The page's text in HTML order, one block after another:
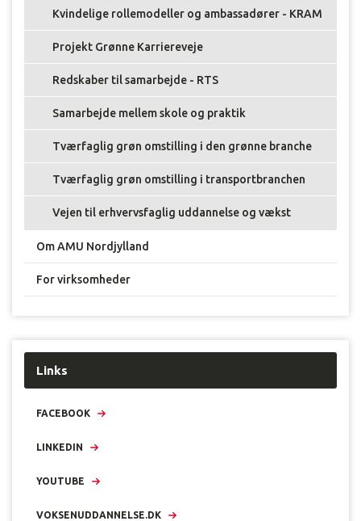
Kvindelige rollemodeller og ambassadører - KRAM
Projekt Grønne Karriereveje
Redskaber til samarbejde - RTS
Samarbejde mellem skole og praktik
Tværfaglig grøn omstilling i den grønne branche
Tværfaglig grøn omstilling i transportbranchen
Vejen til erhvervsfaglig uddannelse og vækst
Om AMU Nordjylland
For virksomheder
Links
FACEBOOK
LINKEDIN
YOUTUBE
VOKSENUDDANNELSE.DK